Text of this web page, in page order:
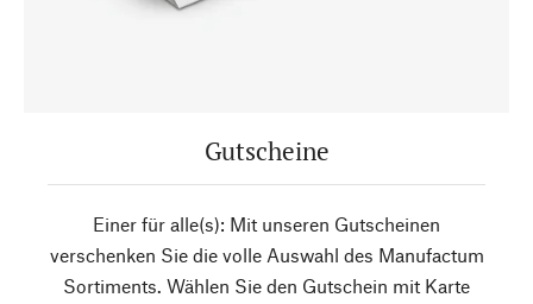
Gutscheine
Einer für alle(s): Mit unseren Gutscheinen
verschenken Sie die volle Auswahl des Manufactum
Sortiments. Wählen Sie den Gutschein mit Karte